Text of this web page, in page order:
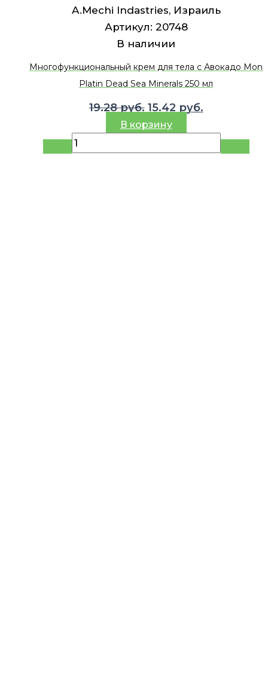
A.Mechi Indastries, Израиль
Артикул: 20748
В наличии
Многофункциональный крем для тела с Авокадо Mon
Platin Dead Sea Minerals 250 мл
19.28руб. Первоначальная
цена
19.28 руб..
15.42 руб.Текущая
15.42 руб..
В корзину